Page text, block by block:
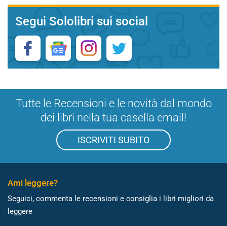
Segui Sololibri sui social
Tutte le Recensioni e le novità dal mondo
dei libri nella tua casella email!
ISCRIVITI SUBITO
Ami leggere?
Seguici, commenta le recensioni e consiglia i libri migliori da
leggere